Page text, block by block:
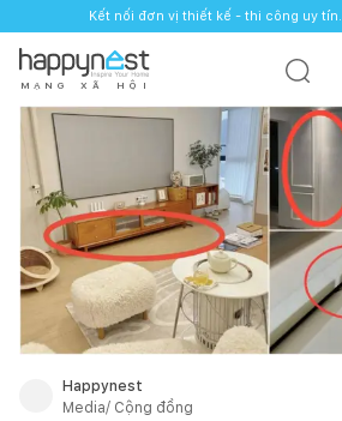
Kết nối đơn vị thiết kế - thi công uy tín.
M Ạ N G X Ã H Ộ I
Happynest
Media/ Cộng đồng